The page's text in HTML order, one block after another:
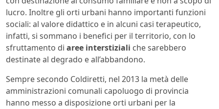
lucro. Inoltre gli orti urbani hanno importanti funzioni
sociali: al valore didattico e in alcuni casi terapeutico,
infatti, si sommano i benefici per il territorio, con lo
sfruttamento di aree interstiziali che sarebbero
destinate al degrado e all’abbandono.
Sempre secondo Coldiretti, nel 2013 la metà delle
amministrazioni comunali capoluogo di provincia
hanno messo a disposizione orti urbani per la